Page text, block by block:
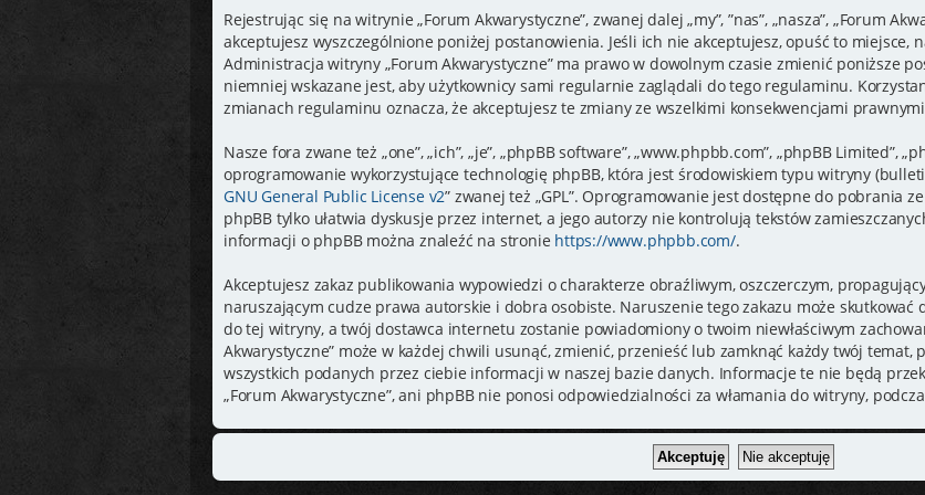
Rejestrując się na witrynie „Forum Akwarystyczne”, zwanej dalej „my”, ”nas”, „nasza”, „Forum
akceptujesz wyszczególnione poniżej postanowienia. Jeśli ich nie akceptujesz, opuść to miejsce,
Administracja witryny „Forum Akwarystyczne” ma prawo w dowolnym czasie zmienić poniższe
niemniej wskazane jest, aby użytkownicy sami regularnie zaglądali do tego regulaminu.
zmianach regulaminu oznacza, że akceptujesz te zmiany ze wszelkimi konsekwencjami
Nasze fora zwane też „one”, „ich”, „je”, „phpBB software”, „www.phpbb.com”, „phpBB Limited”,
oprogramowanie wykorzystujące technologię phpBB, która jest środowiskiem typu witryny
GNU General Public License v2” zwanej też „GPL”. Oprogramowanie jest dostępne do pobrania
phpBB tylko ułatwia dyskusje przez internet, a jego autorzy nie kontrolują tekstów
informacji o phpBB można znaleźć na stronie https://www.phpbb.com/.
Akceptujesz zakaz publikowania wypowiedzi o charakterze obraźliwym, oszczerczym,
naruszającym cudze prawa autorskie i dobra osobiste. Naruszenie tego zakazu może skutkować
do tej witryny, a twój dostawca internetu zostanie powiadomiony o twoim niewłaściwym
Akwarystyczne” może w każdej chwili usunąć, zmienić, przenieść lub zamknąć każdy twój temat,
wszystkich podanych przez ciebie informacji w naszej bazie danych. Informacje te nie będą
„Forum Akwarystyczne”, ani phpBB nie ponosi odpowiedzialności za włamania do witryny,